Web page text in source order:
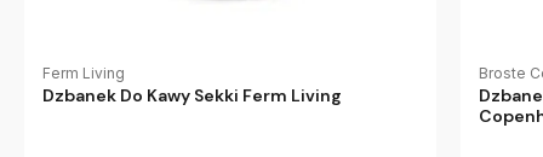
Ferm Living
Dzbanek Do Kawy Sekki Ferm Living
Broste